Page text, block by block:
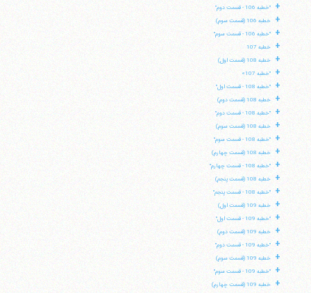
+ "خطبه 106 - قسمت دوم"
+ خطبه 106 (قسمت سوم)
+ "خطبه 106 - قسمت سوم"
+ خطبه 107
+ خطبه 108 (قسمت اول)
+ "خطبه 107»
+ "خطبه 108 - قسمت اول"
+ خطبه 108 (قسمت دوم)
+ "خطبه 108 - قسمت دوم"
+ خطبه 108 (قسمت سوم)
+ "خطبه 108 - قسمت سوم"
+ خطبه 108 (قسمت چهارم)
+ "خطبه 108 - قسمت چهارم"
+ خطبه 108 (قسمت پنجم)
+ "خطبه 108 - قسمت پنجم"
+ خطبه 109 (قسمت اول)
+ "خطبه 109 - قسمت اول"
+ خطبه 109 (قسمت دوم)
+ "خطبه 109 - قسمت دوم"
+ خطبه 109 (قسمت سوم)
+ "خطبه 109 - قسمت سوم"
+ خطبه 109 (قسمت چهارم)